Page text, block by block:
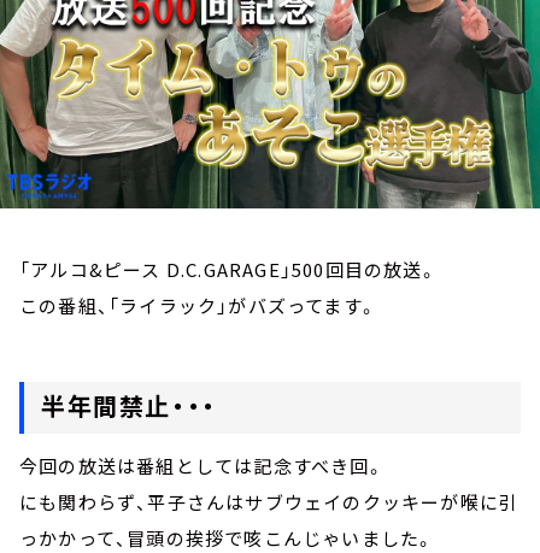
「アルコ&ピース D.C.GARAGE」500回目の放送。
この番組、「ライラック」がバズってます。
半年間禁止・・・
今回の放送は番組としては記念すべき回。
にも関わらず、平子さんはサブウェイのクッキーが喉に引
っかかって、冒頭の挨拶で咳こんじゃいました。